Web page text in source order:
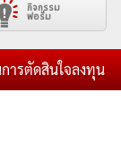
กิจกรรม
ฟอรั่ม
ตัดสินใจลงทุน แล